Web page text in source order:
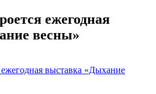
ежегодная
весны»